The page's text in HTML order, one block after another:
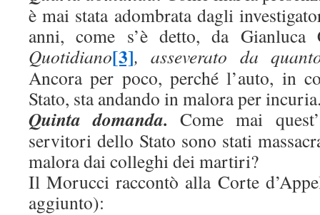
è mai stata adombrata dagli
anni, come s’è detto, da
Quotidiano[3], asseverato da
Ancora per poco, perché l’auto, in
Stato, sta andando in malora per
Quinta domanda.Come mai
servitori dello Stato sono stati
malora dai colleghi dei martiri?
Il Morucci raccontò alla Corte
aggiunto):